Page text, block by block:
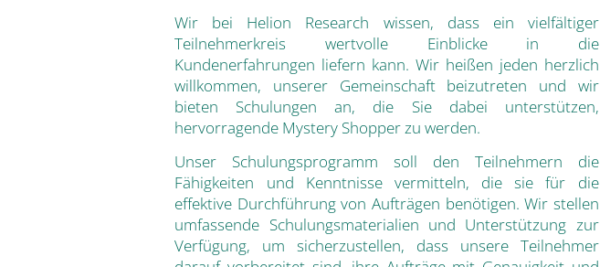
Wir bei Helion Research wissen, dass ein vielfältiger
Teilnehmerkreis wertvolle Einblicke in die
Kundenerfahrungen liefern kann. Wir heißen jeden herzlich
willkommen, unserer Gemeinschaft beizutreten und wir
bieten Schulungen an, die Sie dabei unterstützen,
hervorragende Mystery Shopper zu werden.
Unser Schulungsprogramm soll den Teilnehmern die
Fähigkeiten und Kenntnisse vermitteln, die sie für die
effektive Durchführung von Aufträgen benötigen. Wir stellen
umfassende Schulungsmaterialien und Unterstützung zur
Verfügung, um sicherzustellen, dass unsere Teilnehmer